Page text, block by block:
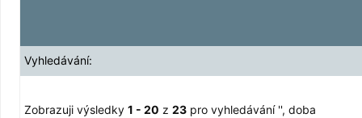
Vyhledávání:
Zobrazuji výsledky 1 - 20 z 23 pro vyhledávání '', doba